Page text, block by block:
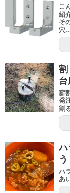
こ
紹
そ
穴...
割
台
薪
発
割
ハ
う
ハ
あ